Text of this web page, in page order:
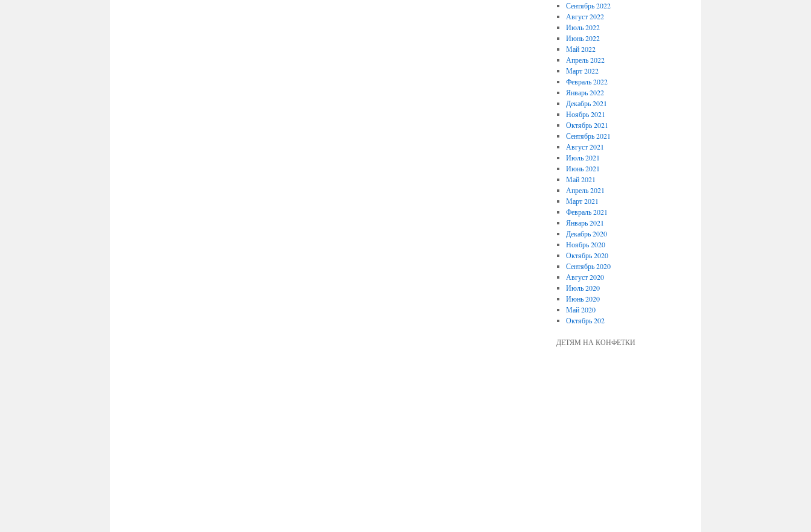
Сентябрь 2022
Август 2022
Июль 2022
Июнь 2022
Май 2022
Апрель 2022
Март 2022
Февраль 2022
Январь 2022
Декабрь 2021
Ноябрь 2021
Октябрь 2021
Сентябрь 2021
Август 2021
Июль 2021
Июнь 2021
Май 2021
Апрель 2021
Март 2021
Февраль 2021
Январь 2021
Декабрь 2020
Ноябрь 2020
Октябрь 2020
Сентябрь 2020
Август 2020
Июль 2020
Июнь 2020
Май 2020
Октябрь 202
ДЕТЯМ НА КОНФЕТКИ